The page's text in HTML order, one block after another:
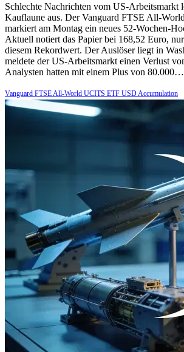
Schlechte Nachrichten vom US-Arbeitsmarkt
Kauflaune aus. Der Vanguard FTSE All-
markiert am Montag ein neues 52-Wochen-
Aktuell notiert das Papier bei 168,52 Euro,
diesem Rekordwert. Der Auslöser liegt in
meldete der US-Arbeitsmarkt einen Verlust
Analysten hatten mit einem Plus von 80.000…
Vanguard FTSE All-World UCITS ETF USD Accumulation